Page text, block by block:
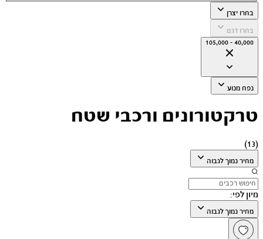
בחרו יצרן
בחרו דגם
40,000 - 105,000
נפח מנוע
טרקטורונים ורכבי שטח
(
13
)
מחיר נמוך לגבוה
מיון לפי:
מחיר נמוך לגבוה